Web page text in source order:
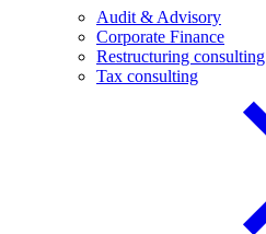
Audit & Advisory
Corporate Finance
Restructuring consulting
Tax consulting